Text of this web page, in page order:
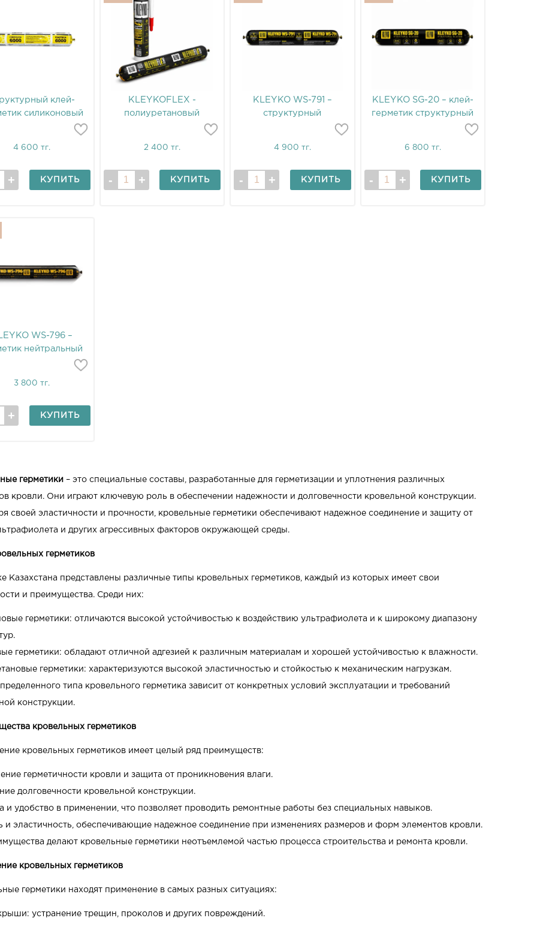
клей-
силиконовый
4 600 тг.
КУПИТЬ
KLEYKOFLEX -
полиуретановый
гибридный герметик 600
2 400 тг.
КУПИТЬ
KLEYKO WS-791 –
структурный
силиконовый герметик
4 900 тг.
КУПИТЬ
KLEYKO SG-20 – клей-
герметик структурный
6 800 тг.
КУПИТЬ
WS-796 –
нейтральный
3 800 тг.
КУПИТЬ
герметики – это специальные составы, разработанные для герметизации и уплотнения различных
кровли. Они играют ключевую роль в обеспечении надежности и долговечности кровельной конструкции.
своей эластичности и прочности, кровельные герметики обеспечивают надежное соединение и защиту от
и других агрессивных факторов окружающей среды.
герметиков
Казахстана представлены различные типы кровельных герметиков, каждый из которых имеет свои
и преимущества. Среди них:
герметики: отличаются высокой устойчивостью к воздействию ультрафиолета и к широкому диапазону
герметики: обладают отличной адгезией к различным материалам и хорошей устойчивостью к влажности.
герметики: характеризуются высокой эластичностью и стойкостью к механическим нагрузкам.
типа кровельного герметика зависит от конкретных условий эксплуатации и требований
конструкции.
кровельных герметиков
кровельных герметиков имеет целый ряд преимуществ:
герметичности кровли и защита от проникновения влаги.
долговечности кровельной конструкции.
и удобство в применении, что позволяет проводить ремонтные работы без специальных навыков.
и эластичность, обеспечивающие надежное соединение при изменениях размеров и форм элементов кровли.
делают кровельные герметики неотъемлемой частью процесса строительства и ремонта кровли.
кровельных герметиков
герметики находят применение в самых разных ситуациях:
устранение трещин, проколов и других повреждений.